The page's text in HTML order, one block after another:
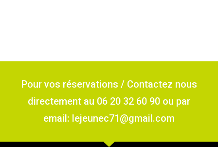
Pour vos réservations / Contactez nous
directement au 06 20 32 60 90 ou par
email: lejeunec71@gmail.com